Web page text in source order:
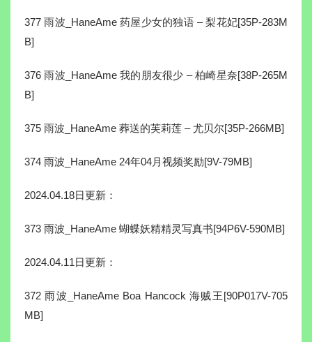
377 雨波_HaneAme 药屋少女的独语 – 梨花妃[35P-283M
B]
376 雨波_HaneAme 我的朋友很少 – 柏崎星奈[38P-265M
B]
375 雨波_HaneAme 葬送的芙莉莲 – 尤贝尔[35P-266MB]
374 雨波_HaneAme 24年04月视频奖励[9V-79MB]
2024.04.18日更新：
373 雨波_HaneAme 蝴蝶妖精精灵写真书[94P6V-590MB]
2024.04.11日更新：
372 雨波_HaneAme Boa Hancock 海贼王[90P017V-705
MB]